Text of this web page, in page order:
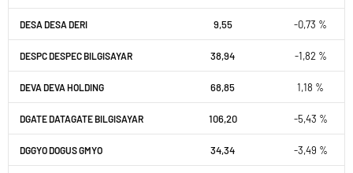
DESA DESA DERI 9,55 -0,73 %
DESPC DESPEC BILGISAYAR 38,94 -1,82 %
DEVA DEVA HOLDING 68,85 1,18 %
DGATE DATAGATE BILGISAYAR 106,20 -5,43 %
DGGYO DOGUS GMYO 34,34 -3,49 %